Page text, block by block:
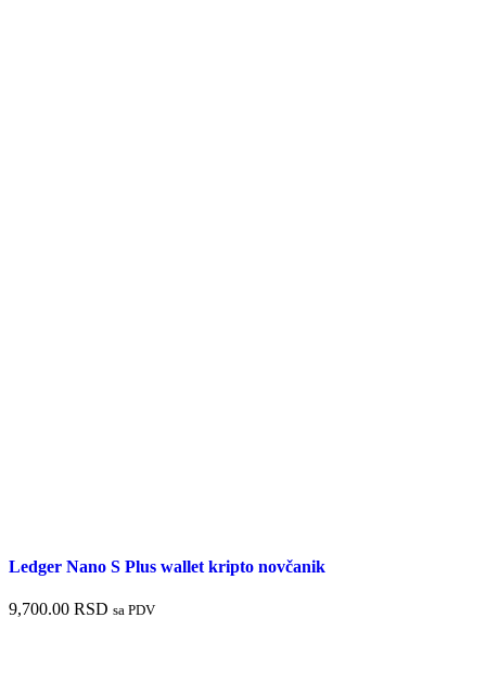
Ledger Nano S Plus wallet kripto novčanik
9,700.00 RSD sa PDV